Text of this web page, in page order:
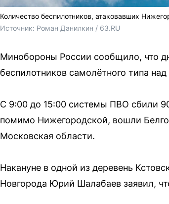
Количество беспилотников, атаковавших
Источник: Роман Данилкин / 63.RU
Минобороны России сообщило, что
беспилотников самолётного типа
С 9:00 до 15:00 системы ПВО сбили
помимо Нижегородской, вошли
Московская области.
Накануне в одной из деревень
Новгорода Юрий Шалабаев заявил,